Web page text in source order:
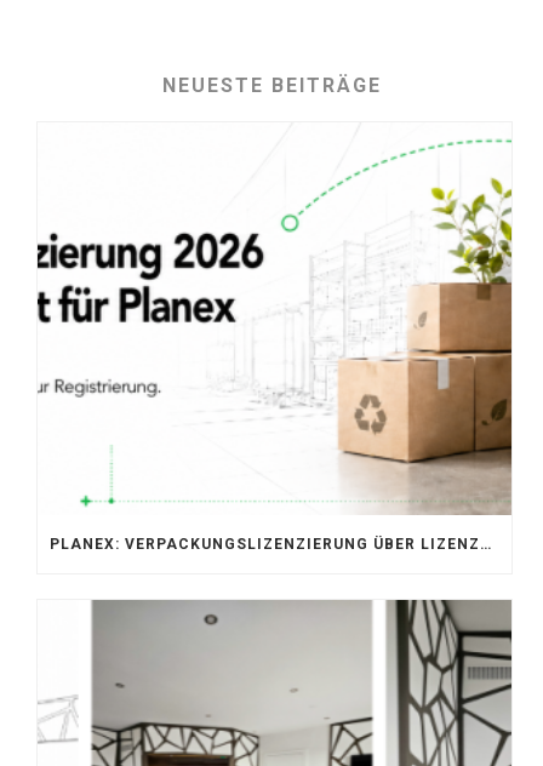
NEUESTE BEITRÄGE
PLANEX: VERPACKUNGSLIZENZIERUNG ÜBER LIZENZERO & LUCID 2026